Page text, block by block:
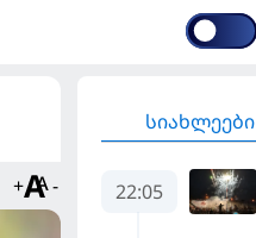
+ -
სიახლეები
22:05